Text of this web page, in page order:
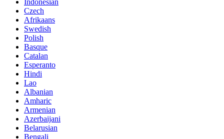
Indonesian
Czech
Afrikaans
Swedish
Polish
Basque
Catalan
Esperanto
Hindi
Lao
Albanian
Amharic
Armenian
Azerbaijani
Belarusian
Bengali